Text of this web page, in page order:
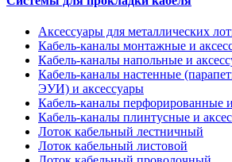
Аксессуары для металлических
Кабель-каналы монтажные и
Кабель-каналы напольные и
Кабель-каналы настенные
ЭУИ) и аксессуары
Кабель-каналы перфорированные
Кабель-каналы плинтусные и
Лоток кабельный лестничный
Лоток кабельный листовой